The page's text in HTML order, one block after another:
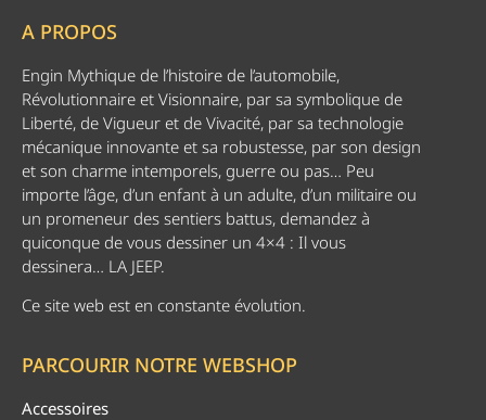
A PROPOS
Engin Mythique de l’histoire de l’automobile,
Révolutionnaire et Visionnaire, par sa symbolique de
Liberté, de Vigueur et de Vivacité, par sa technologie
mécanique innovante et sa robustesse, par son design
et son charme intemporels, guerre ou pas… Peu
importe l’âge, d’un enfant à un adulte, d’un militaire ou
un promeneur des sentiers battus, demandez à
quiconque de vous dessiner un 4×4 : Il vous
dessinera… LA JEEP.
Ce site web est en constante évolution.
PARCOURIR NOTRE WEBSHOP
Accessoires